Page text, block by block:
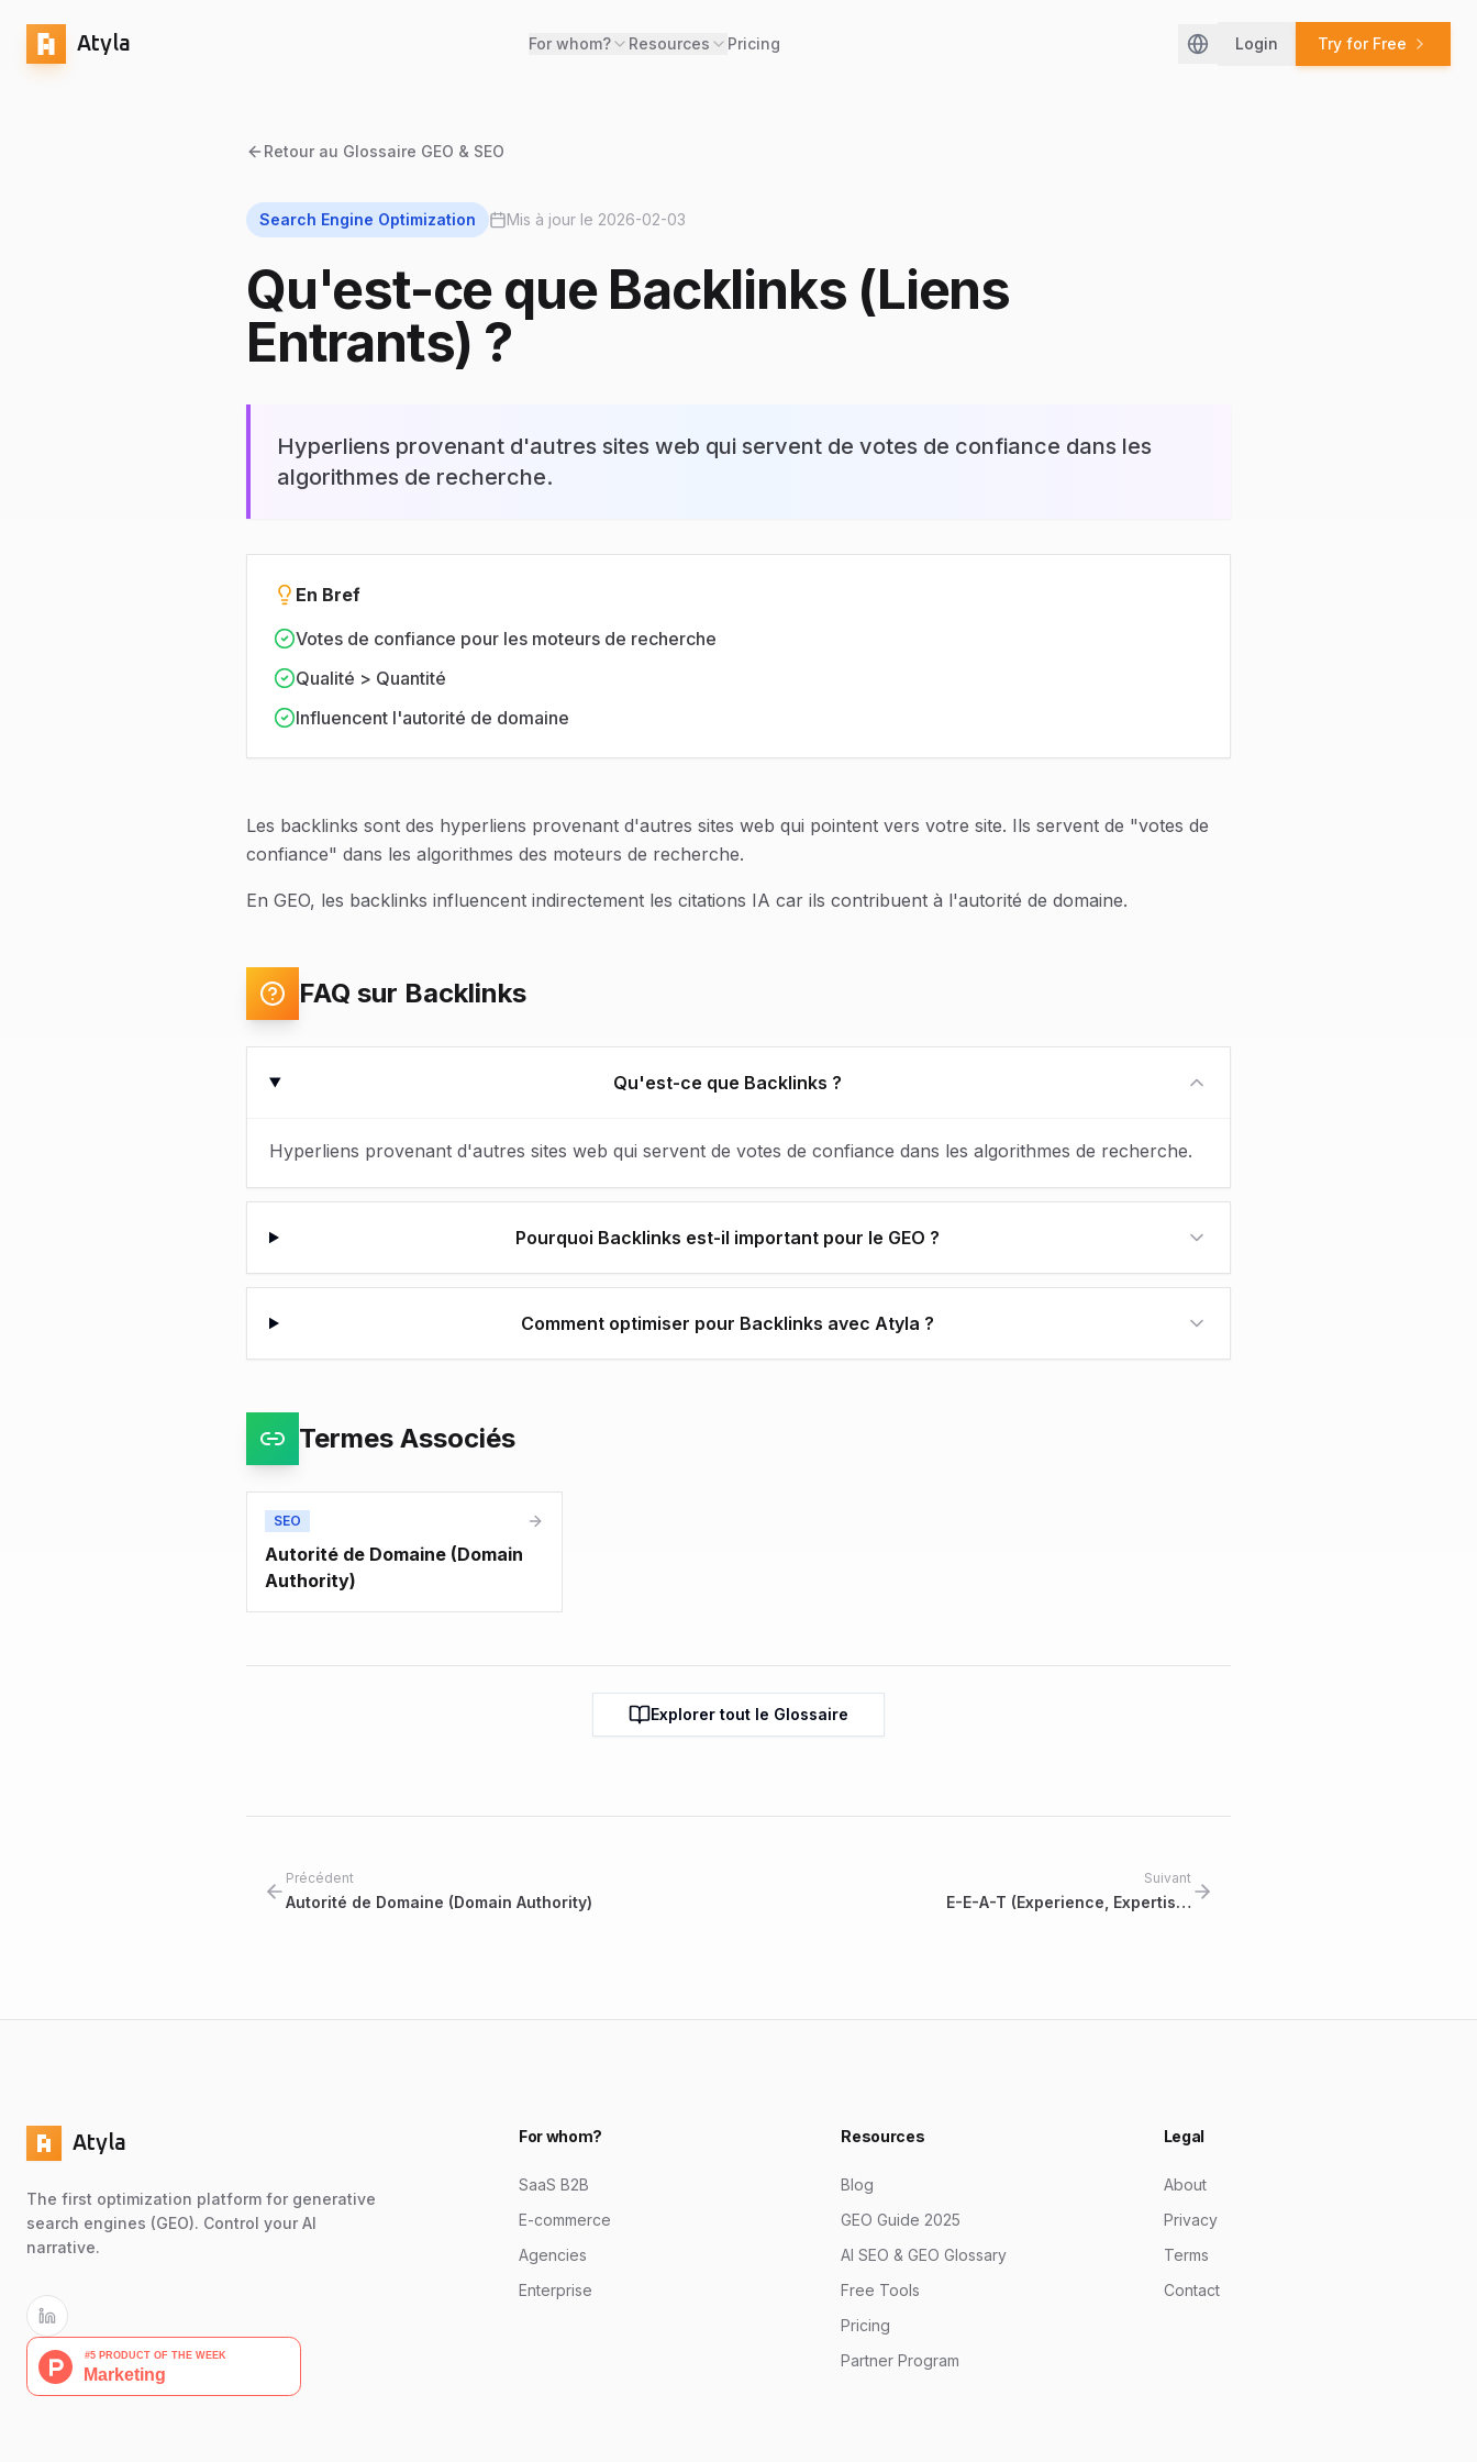
Atyla For whom? Resources Pricing Change language / Changer de
Login Try for Free
Retour au Glossaire GEO & SEO
Search Engine Optimization Mis à jour le 2026-02-03
Qu'est-ce que Backlinks (Liens
Entrants) ?
Hyperliens provenant d'autres sites web qui servent de votes de confiance dans les
algorithmes de recherche.
En Bref
Votes de confiance pour les moteurs de recherche
Qualité > Quantité
Influencent l'autorité de domaine
Les backlinks sont des hyperliens provenant d'autres sites web qui pointent vers votre site. Ils servent de "votes de
confiance" dans les algorithmes des moteurs de recherche.
En GEO, les backlinks influencent indirectement les citations IA car ils contribuent à l'autorité de domaine.
FAQ sur Backlinks
Qu'est-ce que Backlinks ?
Hyperliens provenant d'autres sites web qui servent de votes de confiance dans les algorithmes de recherche.
Pourquoi Backlinks est-il important pour le GEO ?
Comment optimiser pour Backlinks avec Atyla ?
Termes Associés
SEO
Autorité de Domaine (Domain
Authority)
Explorer tout le Glossaire
Précédent
Autorité de Domaine (Domain Authority)
Suivant
E-E-A-T (Experience, Expertise,
Atyla
The first optimization platform for generative
search engines (GEO). Control your AI
narrative.
For whom?
SaaS B2B
E-commerce
Agencies
Enterprise
Resources
Blog
GEO Guide 2025
AI SEO & GEO Glossary
Free Tools
Pricing
Partner Program
Legal
About
Privacy
Terms
Contact